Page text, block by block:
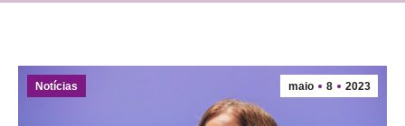
maio 8 2023
Notícias